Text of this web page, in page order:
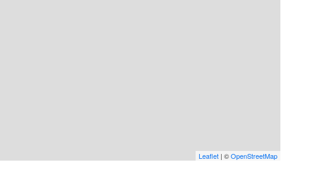
Leaflet | ©OpenStreetMap